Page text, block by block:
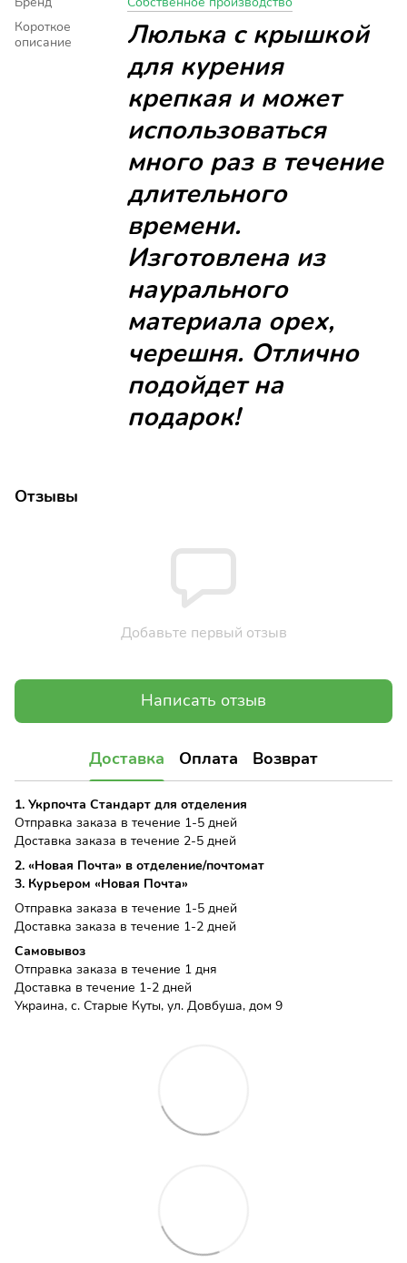
Короткое
описание
Люлька с крышкой
для курения
крепкая и может
использоваться
много раз в течение
длительного
времени.
Изготовлена из
наурального
материала орех,
черешня. Отлично
подойдет на
подарок!
Отзывы
Добавьте первый отзыв
Написать отзыв
Доставка Оплата Возврат
1. Укрпочта Стандарт для отделения
Отправка заказа в течение 1-5 дней
Доставка заказа в течение 2-5 дней
2. «Новая Почта» в отделение/почтомат
3. Курьером «Новая Почта»
Отправка заказа в течение 1-5 дней
Доставка заказа в течение 1-2 дней
Самовывоз
Отправка заказа в течение 1 дня
Доставка в течение 1-2 дней
Украина, с. Старые Куты, ул. Довбуша, дом 9